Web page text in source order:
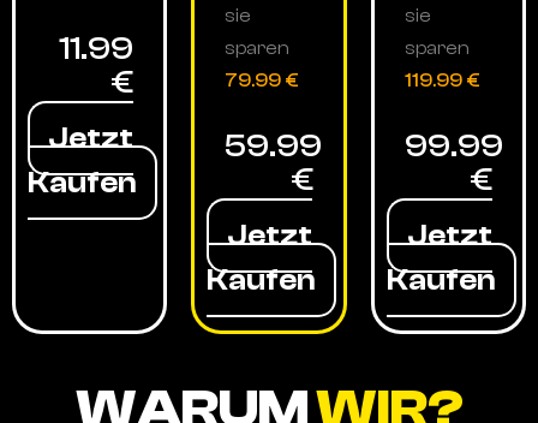
11.99
€
Jetzt
Kaufen
sie
sparen
79.99 €
59.99
€
Jetzt
Kaufen
sie
sparen
119.99 €
99.99
€
Jetzt
Kaufen
WARUMWIR?